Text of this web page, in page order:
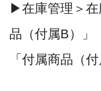
▶在庫管理＞在
品 （付属B） 」
「付属商品 （